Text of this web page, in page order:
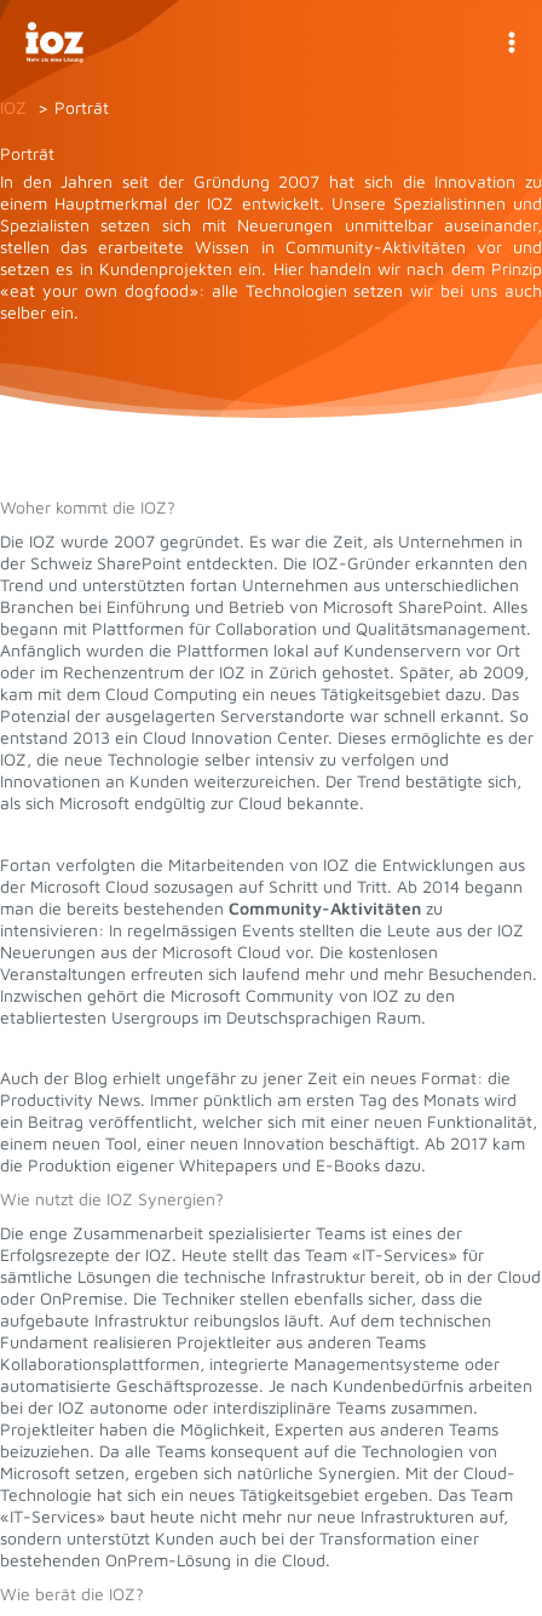
Zum
Inhalt
springen
IOZ Porträt
Porträt
In den Jahren seit der Gründung 2007 hat sich die Innovation zu
einem Hauptmerkmal der IOZ entwickelt. Unsere Spezialistinnen und
Spezialisten setzen sich mit Neuerungen unmittelbar auseinander,
stellen das erarbeitete Wissen in Community-Aktivitäten vor und
setzen es in Kundenprojekten ein. Hier handeln wir nach dem Prinzip
«eat your own dogfood»: alle Technologien setzen wir bei uns auch
selber ein.
Woher kommt die IOZ?
Die IOZ wurde 2007 gegründet. Es war die Zeit, als Unternehmen in
der Schweiz SharePoint entdeckten. Die IOZ-Gründer erkannten den
Trend und unterstützten fortan Unternehmen aus unterschiedlichen
Branchen bei Einführung und Betrieb von Microsoft SharePoint. Alles
begann mit Plattformen für Collaboration und Qualitätsmanagement.
Anfänglich wurden die Plattformen lokal auf Kundenservern vor Ort
oder im Rechenzentrum der IOZ in Zürich gehostet. Später, ab 2009,
kam mit dem Cloud Computing ein neues Tätigkeitsgebiet dazu. Das
Potenzial der ausgelagerten Serverstandorte war schnell erkannt. So
entstand 2013 ein Cloud Innovation Center. Dieses ermöglichte es der
IOZ, die neue Technologie selber intensiv zu verfolgen und
Innovationen an Kunden weiterzureichen. Der Trend bestätigte sich,
als sich Microsoft endgültig zur Cloud bekannte.
Fortan verfolgten die Mitarbeitenden von IOZ die Entwicklungen aus
der Microsoft Cloud sozusagen auf Schritt und Tritt. Ab 2014 begann
man die bereits bestehenden Community-Aktivitäten zu
intensivieren: In regelmässigen Events stellten die Leute aus der IOZ
Neuerungen aus der Microsoft Cloud vor. Die kostenlosen
Veranstaltungen erfreuten sich laufend mehr und mehr Besuchenden.
Inzwischen gehört die Microsoft Community von IOZ zu den
etabliertesten Usergroups im Deutschsprachigen Raum.
Auch der Blog erhielt ungefähr zu jener Zeit ein neues Format: die
Productivity News. Immer pünktlich am ersten Tag des Monats wird
ein Beitrag veröffentlicht, welcher sich mit einer neuen Funktionalität,
einem neuen Tool, einer neuen Innovation beschäftigt. Ab 2017 kam
die Produktion eigener Whitepapers und E-Books dazu.
Wie nutzt die IOZ Synergien?
Die enge Zusammenarbeit spezialisierter Teams ist eines der
Erfolgsrezepte der IOZ. Heute stellt das Team «IT-Services» für
sämtliche Lösungen die technische Infrastruktur bereit, ob in der Cloud
oder OnPremise. Die Techniker stellen ebenfalls sicher, dass die
aufgebaute Infrastruktur reibungslos läuft. Auf dem technischen
Fundament realisieren Projektleiter aus anderen Teams
Kollaborationsplattformen, integrierte Managementsysteme oder
automatisierte Geschäftsprozesse. Je nach Kundenbedürfnis arbeiten
bei der IOZ autonome oder interdisziplinäre Teams zusammen.
Projektleiter haben die Möglichkeit, Experten aus anderen Teams
beizuziehen. Da alle Teams konsequent auf die Technologien von
Microsoft setzen, ergeben sich natürliche Synergien. Mit der Cloud-
Technologie hat sich ein neues Tätigkeitsgebiet ergeben. Das Team
«IT-Services» baut heute nicht mehr nur neue Infrastrukturen auf,
sondern unterstützt Kunden auch bei der Transformation einer
bestehenden OnPrem-Lösung in die Cloud.
Wie berät die IOZ?